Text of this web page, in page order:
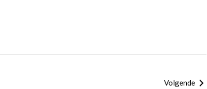
Volgende